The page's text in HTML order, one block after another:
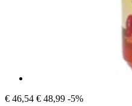
€ 46,54 € 48,99 -5%